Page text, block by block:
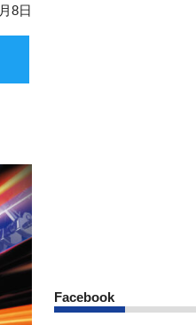
8日
Facebook